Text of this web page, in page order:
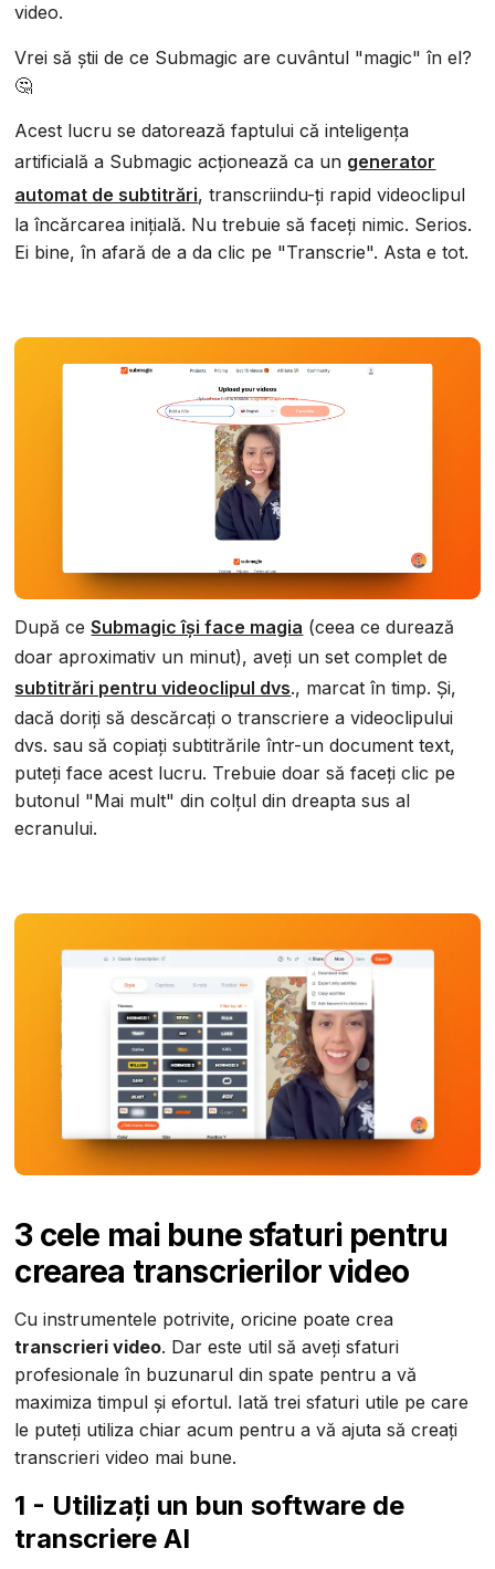
video.
Vrei să știi de ce Submagic are cuvântul "magic" în el?
🤔
Acest lucru se datorează faptului că inteligența
artificială a Submagic acționează ca un generator
automat de subtitrări, transcriindu-ți rapid videoclipul
la încărcarea inițială. Nu trebuie să faceți nimic. Serios.
Ei bine, în afară de a da clic pe "Transcrie". Asta e tot.
După ceSubmagic își face magia (ceea ce durează
doar aproximativ un minut), aveți un set complet de
subtitrări pentru videoclipul dvs., marcat în timp. Și,
dacă doriți să descărcați o transcriere a videoclipului
dvs. sau să copiați subtitrările într-un document text,
puteți face acest lucru. Trebuie doar să faceți clic pe
butonul "Mai mult" din colțul din dreapta sus al
ecranului.
3 cele mai bune sfaturi pentru
crearea transcrierilor video
Cu instrumentele potrivite, oricine poate crea
transcrieri video. Dar este util să aveți sfaturi
profesionale în buzunarul din spate pentru a vă
maximiza timpul și efortul. Iată trei sfaturi utile pe care
le puteți utiliza chiar acum pentru a vă ajuta să creați
transcrieri video mai bune.
1 - Utilizați un bun software de
transcriere AI